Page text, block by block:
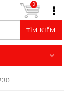
TÌM KIẾM
0